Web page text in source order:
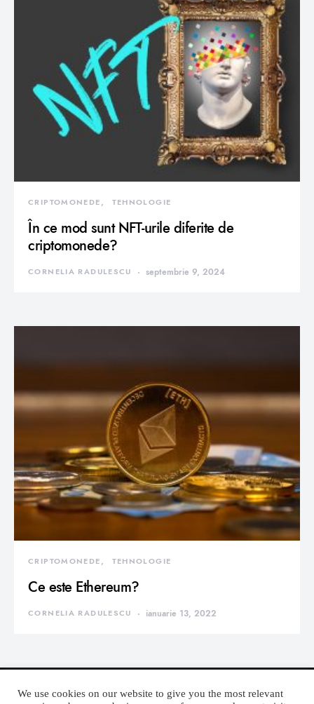
CRIPTOMONEDE TEHNOLOGIE
În ce mod sunt NFT-urile diferite de
criptomonede?
CORNELIA RADULESCU septembrie 9, 2024
CRIPTOMONEDE TEHNOLOGIE
Ce este Ethereum?
CORNELIA RADULESCU ianuarie 13, 2022
We use cookies on our website to give you the most relevant